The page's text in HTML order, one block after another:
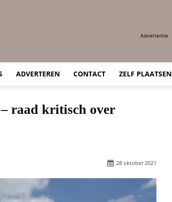
Advertentie
ADVERTEREN CONTACT ZELF PLAATSEN
raad kritisch over
28 oktober 2021